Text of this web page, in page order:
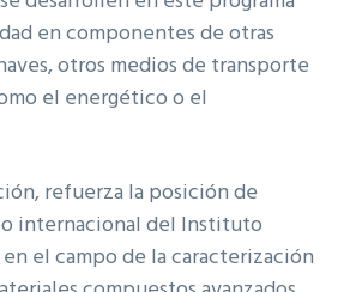
en componentes de otras
otros medios de transporte
el energético o el
refuerza la posición de
internacional del Instituto
el campo de la caracterización